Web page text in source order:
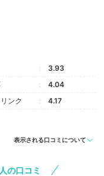
3.93
4.04
ンク
4.17
表示される口コミについて
の口コミ